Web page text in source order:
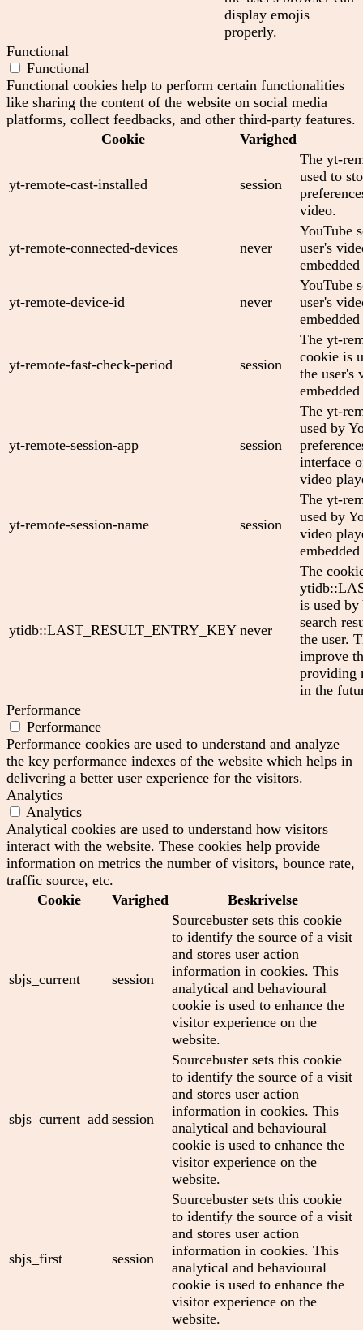
display emojis
properly.
Functional
Functional
Functional cookies help to perform certain functionalities
like sharing the content of the website on social media
platforms, collect feedbacks, and other third-party features.
Cookie
Varighed
yt-remote-cast-installed session
The yt-
used to
video.
yt-remote-connected-devices never
YouTube
user's
yt-remote-device-id never
YouTube
user's
yt-remote-fast-check-period session
The yt-
cookie is
the user's
yt-remote-session-app session
The yt-
used by
interface
video
yt-remote-session-name session
The yt-
used by
video
ytidb::LAST_RESULT_ENTRY_KEY never
The
is used by
search
the user.
improve
providing
in the
Performance
Performance
Performance cookies are used to understand and analyze
the key performance indexes of the website which helps in
delivering a better user experience for the visitors.
Analytics
Analytics
Analytical cookies are used to understand how visitors
interact with the website. These cookies help provide
information on metrics the number of visitors, bounce rate,
traffic source, etc.
Cookie
Varighed Beskrivelse
sbjs_current session
Sourcebuster sets this cookie
to identify the source of a visit
and stores user action
information in cookies. This
analytical and behavioural
cookie is used to enhance the
visitor experience on the
website.
sbjs_current_add session
Sourcebuster sets this cookie
to identify the source of a visit
and stores user action
information in cookies. This
analytical and behavioural
cookie is used to enhance the
visitor experience on the
website.
sbjs_first session
Sourcebuster sets this cookie
to identify the source of a visit
and stores user action
information in cookies. This
analytical and behavioural
cookie is used to enhance the
visitor experience on the
website.